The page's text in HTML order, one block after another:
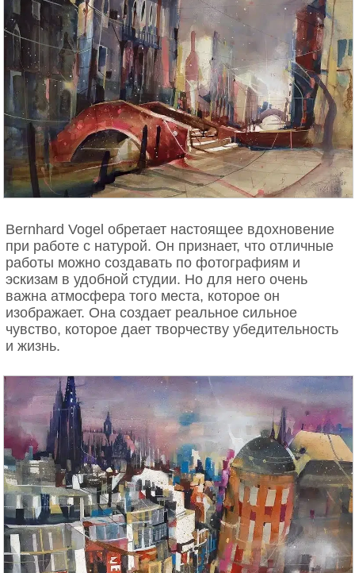
Bernhard Vogel обретает настоящее вдохновение
при работе с натурой. Он признает, что отличные
работы можно создавать по фотографиям и
эскизам в удобной студии. Но для него очень
важна атмосфера того места, которое он
изображает. Она создает реальное сильное
чувство, которое дает творчеству убедительность
и жизнь.